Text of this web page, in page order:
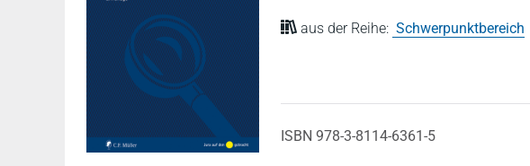
aus der Reihe: Schwerpunktbereich
ISBN 978-3-8114-6361-5